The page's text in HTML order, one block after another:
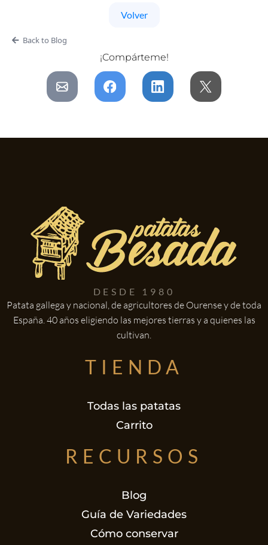
Volver
Back to Blog
¡Compárteme!
DESDE 1980
Patata gallega y nacional, de agricultores de Ourense y de toda
España. 40 años eligiendo las mejores tierras y a quienes las
cultivan.
TIENDA
Todas las patatas
Carrito
RECURSOS
Blog
Guía de Variedades
Cómo conservar